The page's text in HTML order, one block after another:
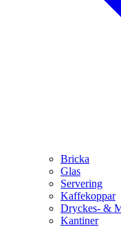
Bricka
Glas
Servering
Kaffekoppar
Dryckes- &
Kantiner